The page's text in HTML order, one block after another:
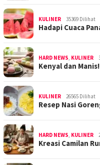
KULINER 35369 Dilihat
Hadapi Cuaca
HARD NEWS KULINER
Kenyal dan
KULINER 26565 Dilihat
Resep Nasi
HARD NEWS KULINER
Kreasi Camilan